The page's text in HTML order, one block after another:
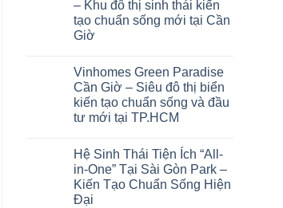
– Khu đô thị sinh thái kiến
tạo chuẩn sống mới tại Cần
Giờ
Vinhomes Green Paradise
Cần Giờ – Siêu đô thị biển
kiến tạo chuẩn sống và đầu
tư mới tại TP.HCM
Hệ Sinh Thái Tiện Ích “All-
in-One” Tại Sài Gòn Park –
Kiến Tạo Chuẩn Sống Hiện
Đại